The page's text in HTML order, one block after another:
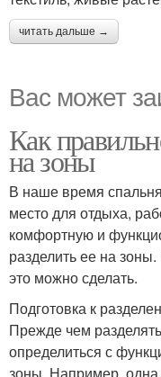
читать дальше →
Вас может
Как
на зоны
В наше время
место для отдыха,
комфортную и
разделить ее на
это можно сделать.
Подготовка к
Прежде чем
определиться с
зоны. Например, одна